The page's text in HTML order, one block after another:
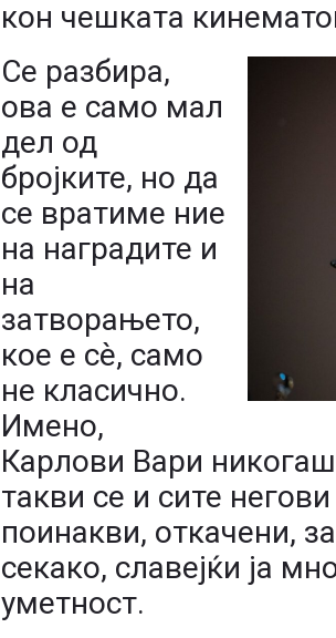
кон чешката
Се разбира,
ова е само мал
дел од
бројките, но да
се вратиме ние
на наградите и
на
затворањето,
кое е сè, само
не класично.
Имено,
Карлови Вари
такви се и сите
поинакви, откачени,
секако, славејќи ја
уметност.